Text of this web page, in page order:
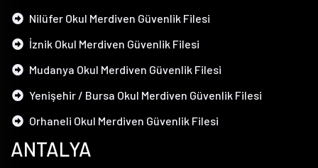
Nilüfer Okul Merdiven Güvenlik Filesi
İznik Okul Merdiven Güvenlik Filesi
Mudanya Okul Merdiven Güvenlik Filesi
Yenişehir / Bursa Okul Merdiven Güvenlik Filesi
Orhaneli Okul Merdiven Güvenlik Filesi
ANTALYA